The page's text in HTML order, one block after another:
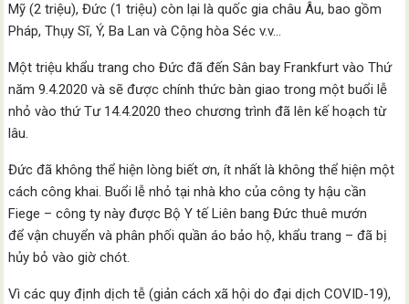
Mỹ (2 triệu), Đức (1 triệu) còn lại là quốc gia châu Âu, bao gồm
Pháp, Thụy Sĩ, Ý, Ba Lan và Cộng hòa Séc v.v…
Một triệu khẩu trang cho Đức đã đến Sân bay Frankfurt vào Thứ
năm 9.4.2020 và sẽ được chính thức bàn giao trong một buổi lễ
nhỏ vào thứ Tư 14.4.2020 theo chương trình đã lên kế hoạch từ
lâu.
Đức đã không thể hiện lòng biết ơn, ít nhất là không thể hiện một
cách công khai. Buổi lễ nhỏ tại nhà kho của công ty hậu cần
Fiege – công ty này được Bộ Y tế Liên bang Đức thuê mướn
để vận chuyển và phân phối quần áo bảo hộ, khẩu trang – đã bị
hủy bỏ vào giờ chót.
Vì các quy định dịch tễ (giản cách xã hội do đại dịch COVID-19),